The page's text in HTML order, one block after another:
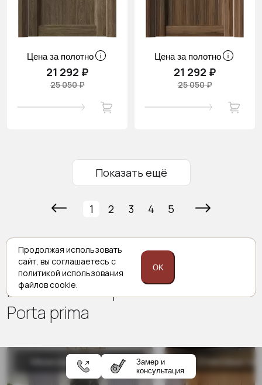
Цена за полотно
21 292 ₽
25 050 ₽
Цена за полотно
21 292 ₽
25 050 ₽
Показать ещё
1 2 3 4 5
Комплексные решения
Porta prima
Межкомнатные двери Стеновые
Замер и
консультация
Продолжая использовать
сайт, вы соглашаетесь с
политикой использования
файлов cookie.
OK